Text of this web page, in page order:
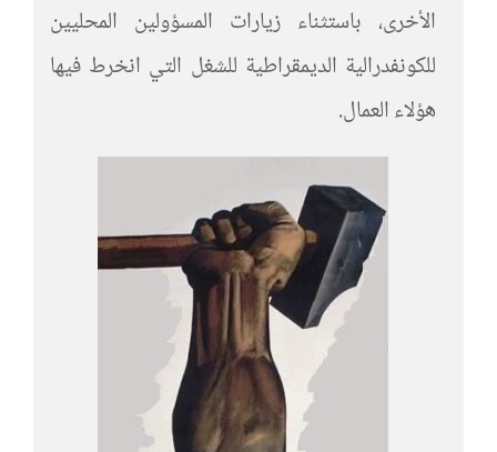
الأخرى، باستثناء زيارات المسؤولين المحليين
للكونفدرالية الديمقراطية للشغل التي انخرط فيها
هؤلاء العمال.